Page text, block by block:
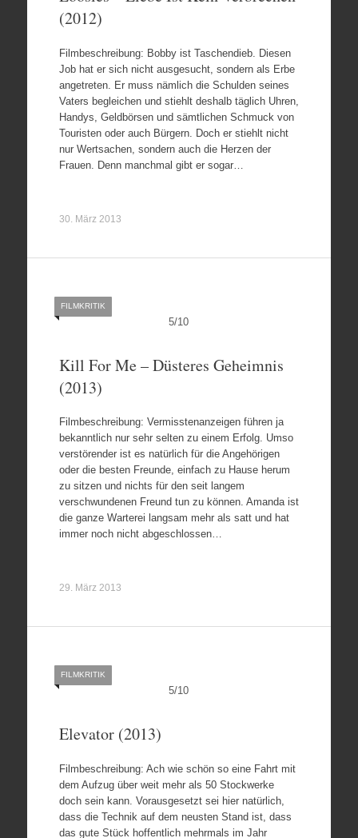
(2012)
Filmbeschreibung: Bobby ist Taschendieb. Diesen
Job hat er sich nicht ausgesucht, sondern als Erbe
angetreten. Er muss nämlich die Schulden seines
Vaters begleichen und stiehlt deshalb täglich Uhren,
Handys, Geldbörsen und sämtlichen Schmuck von
Touristen oder auch Bürgern. Doch er stiehlt nicht
nur Wertsachen, sondern auch die Herzen der
Frauen. Denn manchmal gibt er sogar…
30. März 2013
5/10
FILMKRITIK
Kill For Me – Düsteres Geheimnis
(2013)
Filmbeschreibung: Vermisstenanzeigen führen ja
bekanntlich nur sehr selten zu einem Erfolg. Umso
verstörender ist es natürlich für die Angehörigen
oder die besten Freunde, einfach zu Hause herum
zu sitzen und nichts für den seit langem
verschwundenen Freund tun zu können. Amanda ist
die ganze Warterei langsam mehr als satt und hat
immer noch nicht abgeschlossen…
29. März 2013
5/10
FILMKRITIK
Elevator (2013)
Filmbeschreibung: Ach wie schön so eine Fahrt mit
dem Aufzug über weit mehr als 50 Stockwerke
doch sein kann. Vorausgesetzt sei hier natürlich,
dass die Technik auf dem neusten Stand ist, dass
das gute Stück hoffentlich mehrmals im Jahr